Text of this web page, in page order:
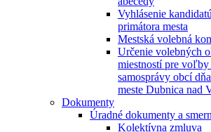
Vyhlásenie
primátora mesta
Mestská volebná
Určenie volebných
miestností pre
samosprávy obcí
meste Dubnica nad
Dokumenty
Úradné dokumenty a
Kolektívna zmluva